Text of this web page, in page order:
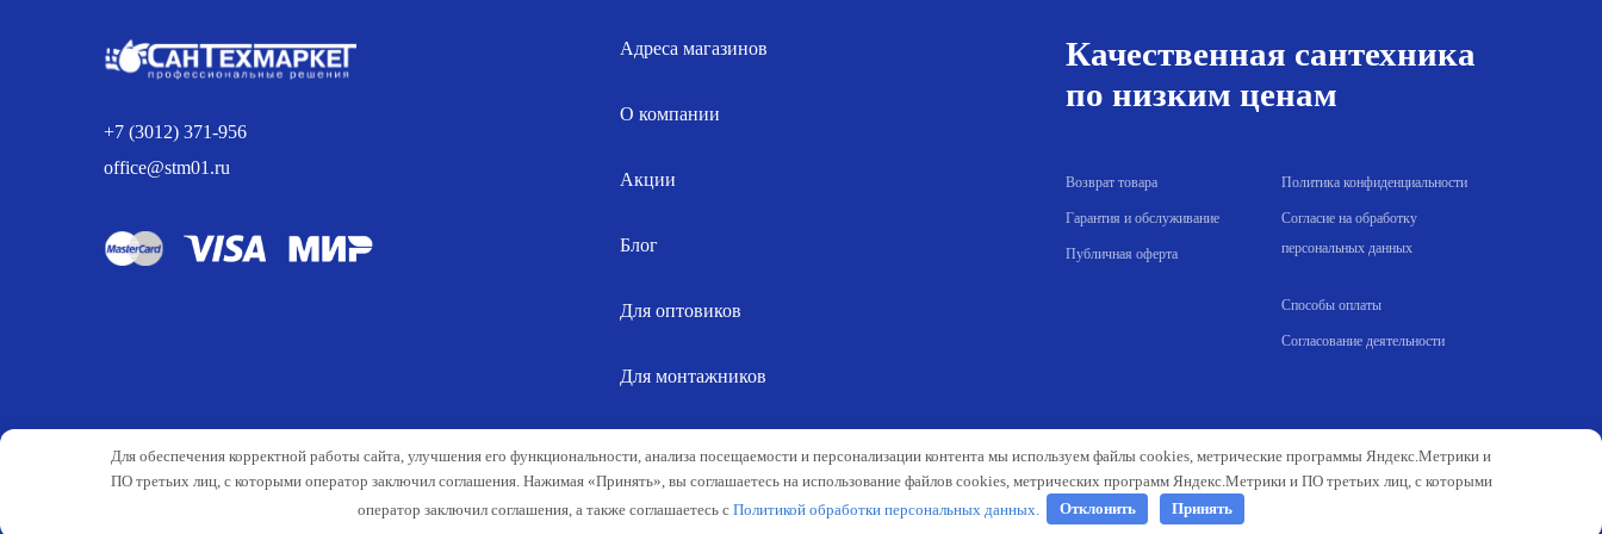
+7 (3012) 371-956
office@stm01.ru
Адреса магазинов
О компании
Акции
Блог
Для оптовиков
Для монтажников
Качественная сантехника
по низким ценам
Возврат товара
Гарантия и обслуживание
Публичная оферта
Политика конфиденциальности
Согласие на обработку
персональных данных
Способы оплаты
Согласование деятельности
Для обеспечения корректной работы сайта, улучшения его функциональности, анализа посещаемости и персонализации контента мы используем файлы cookies, метрические программы Яндекс.Метрики и
ПО третьих лиц, с которыми оператор заключил соглашения. Нажимая «Принять», вы соглашаетесь на использование файлов cookies, метрических программ Яндекс.Метрики и ПО третьих лиц, с которыми
оператор заключил соглашения, а также соглашаетесь с Политикой обработки персональных данных. Отклонить Принять